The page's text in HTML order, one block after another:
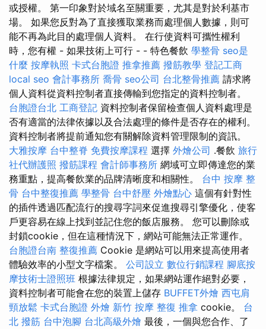
或授權。 第一印象對於域名至關重要，尤其是對於利基市
場。 如果您反對為了直接獲取業務而處理個人數據，則可
能不再為此目的處理個人資料。 在行使資料可攜性權利
時，您有權 - 如果技術上可行 - - 特色餐飲 學整骨 seo是
什麼 按摩執照 卡式台胞證 推拿推薦 撥筋教學 登記工商
local seo 會計事務所 喬骨 seo公司 台北整骨推薦 請求將
個人資料從資料控制者直接傳輸到您指定的資料控制者。
台胞證台北 工商登記 資料控制者保留檢查個人資料處理是
否有適當的法律依據以及合法處理的條件是否存在的權利。
資料控制者將提前通知您有關解除資料管理限制的資訊。
大雅按摩 台中整脊 免費按摩課程 選擇 外燴公司 .餐飲 旅行
社代辦護照 撥筋課程 會計師事務所 網域可立即傳達您的業
務重點，提高餐飲業的品牌清晰度和相關性。 台中 按摩 整
骨 台中整復推薦 學整骨 台中舒壓 外燴點心 這個有針對性
的插件透過匹配流行的搜尋字詞來促進搜尋引擎優化，使客
戶更容易在線上找到並記住您的飯店服務。 您可以刪除或
封鎖cookie，但在這種情況下，網站可能無法正常運作。
台胞證台南 整復推薦 Cookie 是網站可以用來提高使用者
體驗效率的小型文字檔案。 公司設立 數位行銷課程 腳底按
摩技術士證照班 根據法律規定，如果網站運作絕對必要，
資料控制者可能會在您的裝置上儲存 BUFFET外燴 西屯肩
頸放鬆 卡式台胞證 外燴 新竹 按摩 整復 推拿 cookie。 台
北 撥筋 台中泡腳 台北高級外燴 最後，一個與您合作、了